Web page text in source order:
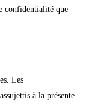
confidentialité que
Les
à la présente